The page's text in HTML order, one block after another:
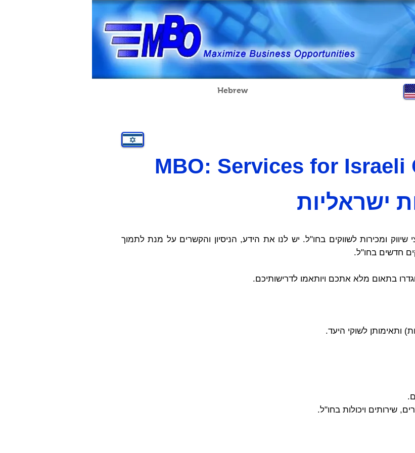
ישראליות
שיווק ומכירות לשווקים בחו"ל. יש לנו את הידע, הניסיון והקשרים על מנת לתמוך
חדשים בחו"ל.
בתאום מלא אתכם ויותאמו לדרישותיכם.
ותאימותן לשוקי היעד.
שירותים ויכולות בחו"ל.
MBO: Services for Israeli
Hebrew